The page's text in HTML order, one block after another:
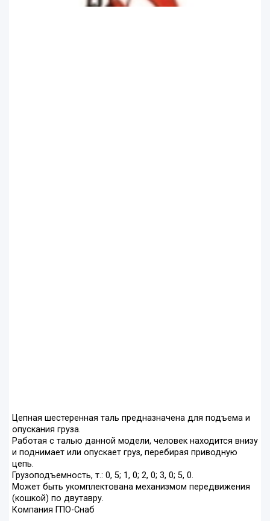
Цепная шестеренная таль предназначена для подъема и
опускания груза.
Работая с талью данной модели, человек находится внизу
и поднимает или опускает груз, перебирая приводную
цепь.
Грузоподъемность, т.: 0, 5; 1, 0; 2, 0; 3, 0; 5, 0.
Может быть укомплектована механизмом передвижения
(кошкой) по двутавру.
Компания ГПО-Снаб